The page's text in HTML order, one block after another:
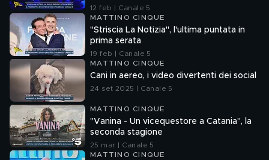
12 feb | Canale 5
MATTINO CINQUE
"Striscia La Notizia", l'ultima puntata in
prima serata
19 feb | Canale 5
MATTINO CINQUE
Cani in aereo, i video divertenti dei social
24 set 2025 | Canale 5
MATTINO CINQUE
"Vanina - Un vicequestore a Catania", la
seconda stagione
25 mar | Canale 5
MATTINO CINQUE